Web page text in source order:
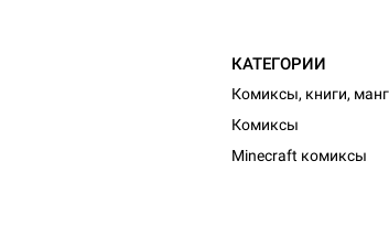
КАТЕГОРИИ
Комиксы, книги,
Комиксы
Minecraft комиксы
Настольная игра Hobby World Журнал
"Мир фантастики. Спецвыпуск: Братья